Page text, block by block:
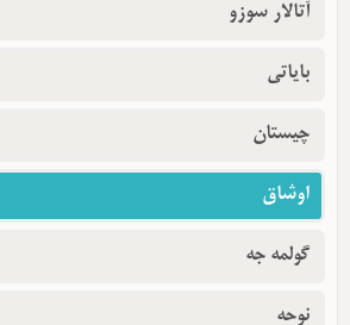
آتالار سوزو
بایاتی
چیستان
اوشاق
گولمه جه
نوحه